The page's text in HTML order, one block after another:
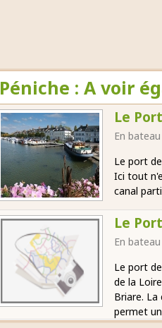
Péniche : A voir
Le
En bateau
Le port
Ici tout
canal
Le
En bateau
Le port
de la
Briare.
permet